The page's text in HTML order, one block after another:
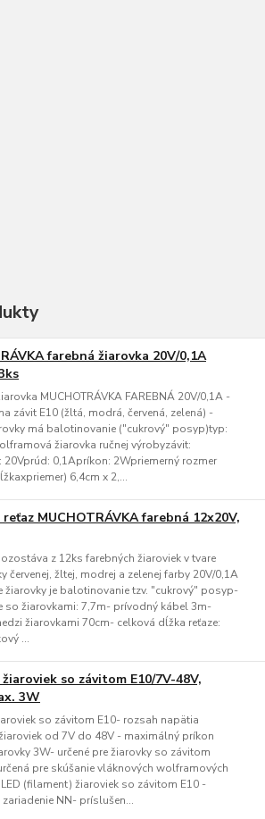
farebná žiarovka 20V/0,1A
MUCHOTRÁVKA FAREBNÁ 20V/0,1A -
závit E10 (žltá, modrá, červená, zelená) -
má balotinovanie ("cukrový" posyp)typ:
žiarovka ručnej výrobyzávit:
20Vprúd: 0,1Apríkon: 2Wpriemerný rozmer
6,4cm x 2,...
MUCHOTRÁVKA farebná 12x20V,
z 12ks farebných žiaroviek v tvare
červenej, žltej, modrej a zelenej farby 20V/0,1A
žiarovky je balotinovanie tzv. "cukrový" posyp-
so žiarovkami: 7,7m- prívodný kábel 3m-
žiarovkami 70cm- celková dĺžka reťaze:
...
žiaroviek so závitom E10/7V-48V,
3W
so závitom E10- rozsah napätia
od 7V do 48V - maximálný príkon
3W- určené pre žiarovky so závitom
pre skúšanie vláknových wolframových
(filament) žiaroviek so závitom E10 -
zariadenie NN- príslušen...